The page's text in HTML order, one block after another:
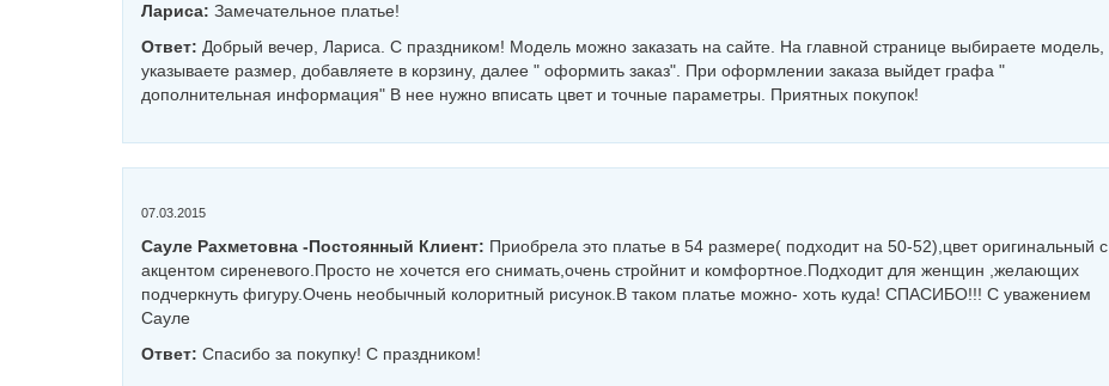
Лариса: Замечательное платье!
Ответ: Добрый вечер, Лариса. С праздником! Модель можно заказать на сайте. На главной странице выбираете модель,
указываете размер, добавляете в корзину, далее " оформить заказ". При оформлении заказа выйдет графа "
дополнительная информация" В нее нужно вписать цвет и точные параметры. Приятных покупок!
07.03.2015
Сауле Рахметовна -постоянный Клиент: Приобрела это платье в 54 размере( подходит на 50-52),цвет оригинальный с
акцентом сиреневого.Просто не хочется его снимать,очень стройнит и комфортное.Подходит для женщин ,желающих
подчеркнуть фигуру.Очень необычный колоритный рисунок.В таком платье можно- хоть куда! СПАСИБО!!! С уважением
Сауле
Ответ: Спасибо за покупку! С праздником!